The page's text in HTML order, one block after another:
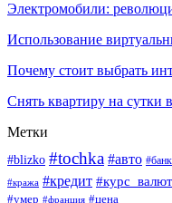
Электромобили:
Использование
Почему стоит выбрать
Снять квартиру на сутки
Метки
#blizko #tochka #авто #банк
#кража #кредит #курс_валют
#умер #франция #цена